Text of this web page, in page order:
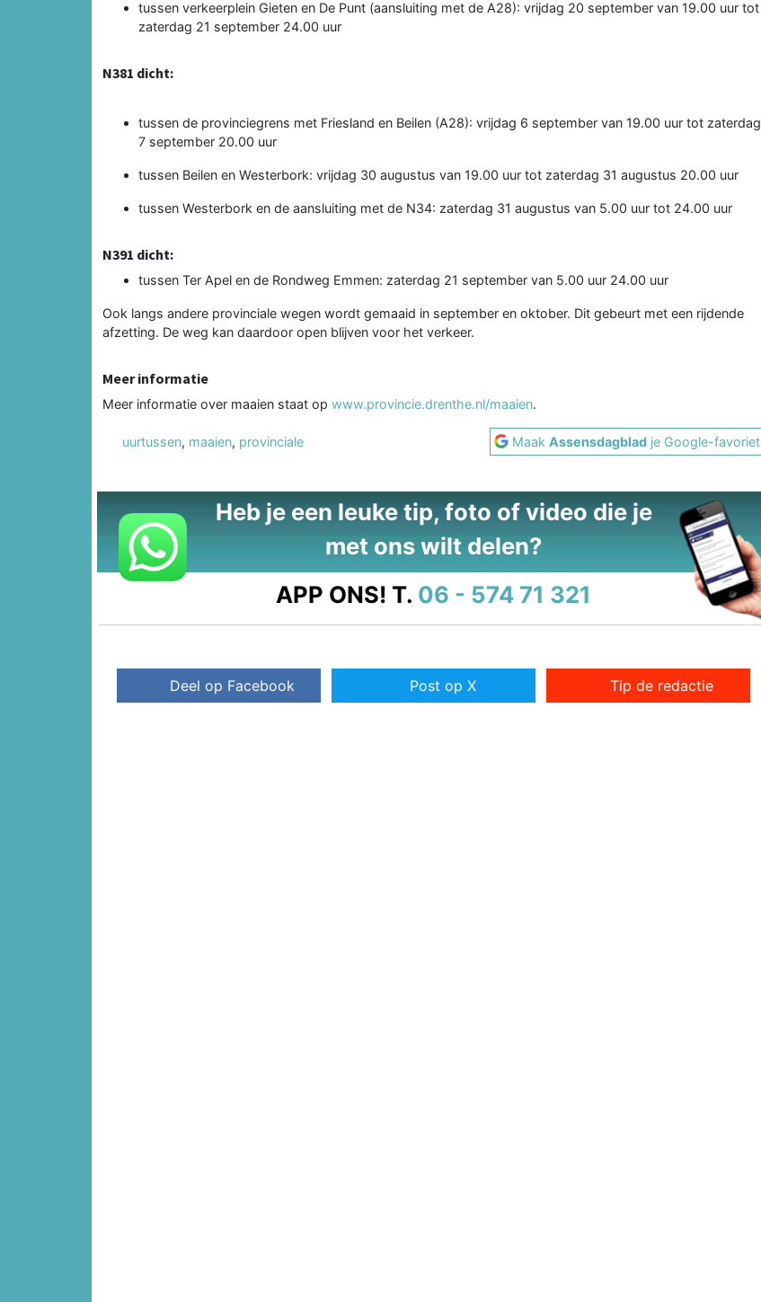
tussen verkeerplein Gieten en De Punt (aansluiting met de A28): vrijdag 20 september van 19.00 uur tot
zaterdag 21 september 24.00 uur
N381 dicht:
tussen de provinciegrens met Friesland en Beilen (A28): vrijdag 6 september van 19.00 uur tot zaterdag
7 september 20.00 uur
tussen Beilen en Westerbork: vrijdag 30 augustus van 19.00 uur tot zaterdag 31 augustus 20.00 uur
tussen Westerbork en de aansluiting met de N34: zaterdag 31 augustus van 5.00 uur tot 24.00 uur
N391 dicht:
tussen Ter Apel en de Rondweg Emmen: zaterdag 21 september van 5.00 uur 24.00 uur
Ook langs andere provinciale wegen wordt gemaaid in september en oktober. Dit gebeurt met een rijdende
afzetting. De weg kan daardoor open blijven voor het verkeer.
Meer informatie
Meer informatie over maaien staat op www.provincie.drenthe.nl/maaien.
uurtussen, maaien, provinciale MaakAssensdagblad je Google-favoriet
Heb je een leuke tip, foto of video die je
met ons wilt delen?
APP ONS! T. 06 - 574 71 321
Deel op Facebook Post op X Tip de redactie